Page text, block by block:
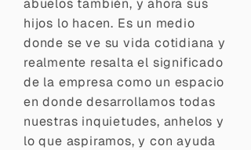
abuelos también, y ahora sus
hijos lo hacen. Es un medio
donde se ve su vida cotidiana y
realmente resalta el significado
de la empresa como un espacio
en donde desarrollamos todas
nuestras inquietudes, anhelos y
lo que aspiramos, y con ayuda